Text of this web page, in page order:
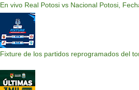
En vivo Real Potosi vs Nacional Potosi,
Fixture de los partidos reprogramados del